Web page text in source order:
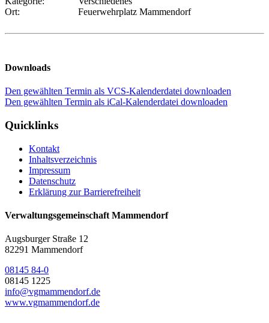
Ort:
Feuerwehrplatz Mammendorf
Downloads
Den gewählten Termin als VCS-Kalenderdatei downloaden
Den gewählten Termin als iCal-Kalenderdatei downloaden
Quicklinks
Kontakt
Inhaltsverzeichnis
Impressum
Datenschutz
Erklärung zur Barrierefreiheit
Verwaltungsgemeinschaft Mammendorf
Augsburger Straße 12
82291 Mammendorf
08145 84-0
08145 1225
info@vgmammendorf.de
www.vgmammendorf.de